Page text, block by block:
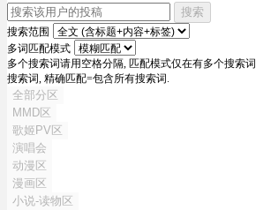
搜索
搜索范围
多词匹配模式
多个搜索词请用空格分隔, 匹配模式仅在有多个搜索
搜索词, 精确匹配=包含所有搜索词.
全部分区
MMD区
歌姬PV区
演唱会
动漫区
漫画区
小说-读物区